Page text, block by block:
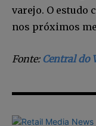
varejo. O estudo
nos próximos
Fonte: Central do